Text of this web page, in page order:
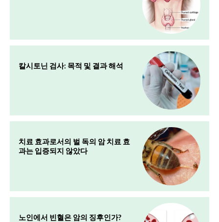
칼시토닌 검사: 목적 및 결과 해석
치료 효과로서의 벌 독의 암 치료 효
과는 입증되지 않았다
노인에서 빈혈은 암의 징후인가?